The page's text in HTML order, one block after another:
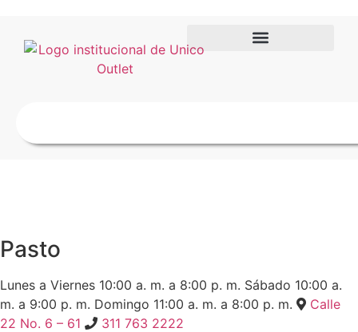
Pasto
Lunes a Viernes 10:00 a. m. a 8:00 p. m. Sábado 10:00 a.
m. a 9:00 p. m. Domingo 11:00 a. m. a 8:00 p. m.
Calle
22 No. 6 – 61
311 763 2222